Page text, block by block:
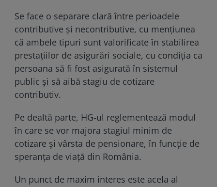
Se face o separare clară între perioadele
contributive și necontributive, cu mențiunea
că ambele tipuri sunt valorificate în stabilirea
prestațiilor de asigurări sociale, cu condiția ca
persoana să fi fost asigurată în sistemul
public și să aibă stagiu de cotizare
contributiv.
Pe dealtă parte, HG-ul reglementează modul
în care se vor majora stagiul minim de
cotizare și vârsta de pensionare, în funcție de
speranța de viață din România.
Un punct de maxim interes este acela al